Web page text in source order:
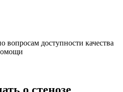
доступности качества